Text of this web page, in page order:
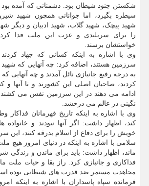
شکستن جنود شیطان بود. دشمنانی که آمده
سیطره بگیرد، اما جوانانی همچون شهید
شهید پیچک، شهید گلاب، شهید ادبیان و دیگر
را برای سربلندی و عزت این ملت فدا
خواستشان برسند.
وی با اشاره به اینکه کسانی که جهاد
سرزمین هستند، اضافه کرد: چه آنهایی که شهید
به درجه رفیع جانبازی نائل آمدند و چه آنهایی
کردند، صاحبان اصلی این کشورند و تا آنها و
ادامه می دهند در این سرزمین نفس می
نگینی در عالم می درخشد.
وی با اشاره به اینکه تاریخ قهرمانان
کند، اظهار داشت: اگر آنها نبودند و خانواده
خویش را برای دفاع از اسلام بدرقه کنند، این
سلامی با اشاره به اینکه در دنیای امروز هیچ
ماند، اظهار داشت: باید برای ماندن و زندگی
مجاهدت مستمر ضد قدرت های شیطانی بوده
فرمانده سپاه پاسداران با اشاره به اینکه